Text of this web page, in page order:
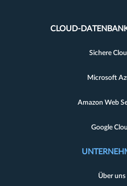
CLOUD-
Sichere
Microsoft
Amazon Web
Google
Über uns